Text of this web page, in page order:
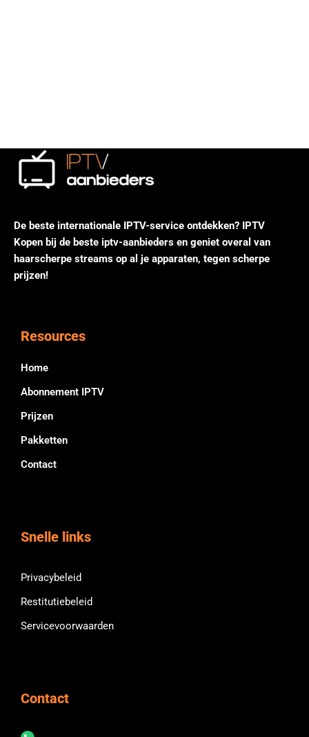
De beste internationale IPTV-service ontdekken? IPTV
Kopen bij de beste iptv-aanbieders en geniet overal van
haarscherpe streams op al je apparaten, tegen scherpe
prijzen!
Resources
Home
Abonnement IPTV
Prijzen
Pakketten
Contact
Snelle links
Privacybeleid
Restitutiebeleid
Servicevoorwaarden
Contact